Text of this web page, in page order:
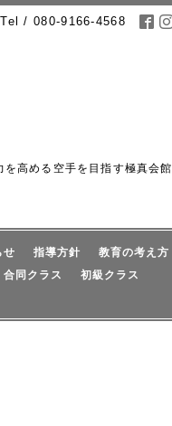
Tel / 080-9166-4568
高める空手を目指す極真会館
せ 指導方針
教育の考え方
合同クラス
初級クラス